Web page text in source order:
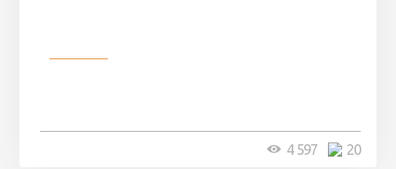
20
4 597